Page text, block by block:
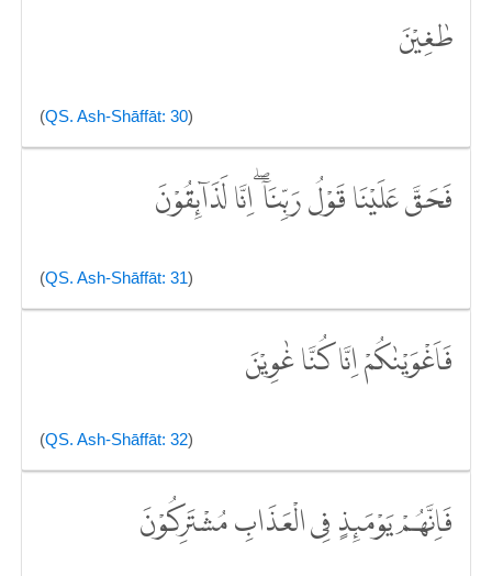
طٰغِيْنَ
(QS. Ash-Shāffāt: 30)
فَحَقَّ عَلَيْنَا قَوْلُ رَبِّنَآ ۖاِنَّا لَذَاۤىِٕقُوْنَ
(QS. Ash-Shāffāt: 31)
فَاَغْوَيْنٰكُمْ اِنَّا كُنَّا غٰوِيْنَ
(QS. Ash-Shāffāt: 32)
فَاِنَّهُمْ يَوْمَىِٕذٍ فِى الْعَذَابِ مُشْتَرِكُوْنَ